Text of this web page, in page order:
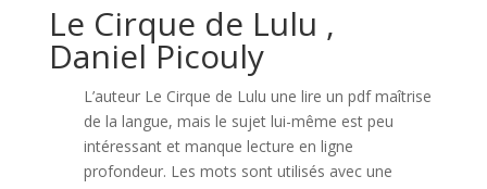
Le Cirque de Lulu ,
Daniel Picouly
L’auteur Le Cirque de Lulu une lire un pdf maîtrise
de la langue, mais le sujet lui-même est peu
intéressant et manque lecture en ligne
profondeur. Les mots sont utilisés avec une